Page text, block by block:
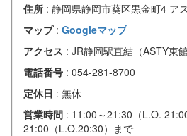
住所 : 静岡県静岡市葵区黒金町4 ア
マップ : Googleマップ
アクセス : JR静岡駅直結（ASTY東館
電話番号 : 054-281-8700
定休日 : 無休
営業時間 : 11:00～21:30（L.O.
21:00（L.O.20:30）まで